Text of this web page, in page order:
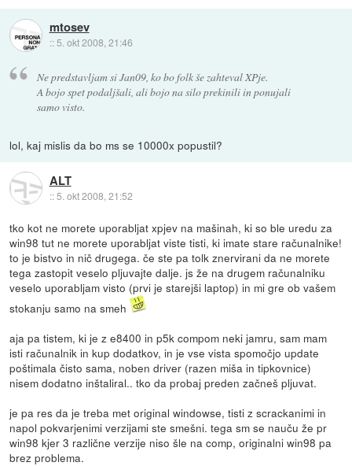
mtosev
:: 5. okt 2008, 21:46
Ne predstavljam si Jan09, ko bo folk še zahteval XPje.
A bojo spet podaljšali, ali bojo na silo prekinili in ponujali
samo visto.
lol, kaj mislis da bo ms se 10000x popustil?
ALT
::5. okt 2008, 21:52
tko kot ne morete uporabljat xpjev na mašinah, ki so ble uredu za
win98 tut ne morete uporabljat viste tisti, ki imate stare računalnike!
to je bistvo in nič drugega. če ste pa tolk znervirani da ne morete
tega zastopit veselo pljuvajte dalje. js že na drugem računalniku
veselo uporabljam visto (prvi je starejši laptop) in mi gre ob vašem
stokanju samo na smeh
aja pa tistem, ki je z e8400 in p5k compom neki jamru, sam mam
isti računalnik in kup dodatkov, in je vse vista spomočjo update
poštimala čisto sama, noben driver (razen miša in tipkovnice)
nisem dodatno inštaliral.. tko da probaj preden začneš pljuvat.
je pa res da je treba met original windowse, tisti z scrackanimi in
napol pokvarjenimi verzijami ste smešni. tega sm se nauču že pr
win98 kjer 3 različne verzije niso šle na comp, originalni win98 pa
brez problema.